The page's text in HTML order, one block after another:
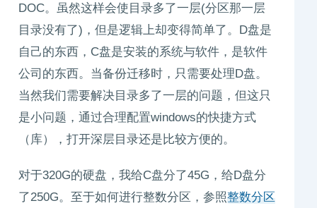
DOC。虽然这样会使目录多了一层(分区那一层
目录没有了)，但是逻辑上却变得简单了。D盘是
自己的东西，C盘是安装的系统与软件，是软件
公司的东西。当备份迁移时，只需要处理D盘。
当然我们需要解决目录多了一层的问题，但这只
是小问题，通过合理配置windows的快捷方式
（库），打开深层目录还是比较方便的。
对于320G的硬盘，我给C盘分了45G，给D盘分
了250G。至于如何进行整数分区，参照整数分区